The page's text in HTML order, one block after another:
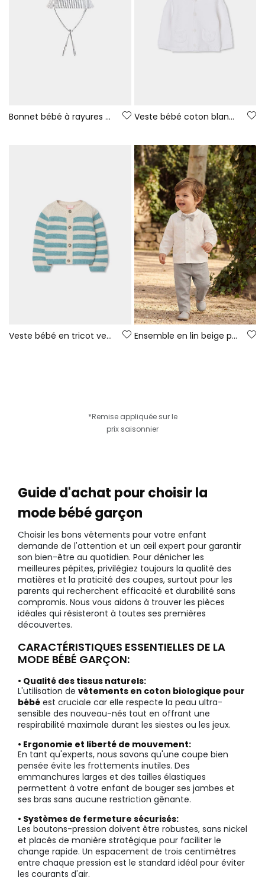
Bonnet bébé à rayures noires et blanches. Veste bébé coton blanc avec capuche
Veste bébé en tricot vert Ensemble en lin beige pour bébé
*Remise appliquée sur le
prix saisonnier
Guide d'achat pour choisir la
mode bébé garçon
Choisir les bons vêtements pour votre enfant
demande de l'attention et un œil expert pour garantir
son bien-être au quotidien. Pour dénicher les
meilleures pépites, privilégiez toujours la qualité des
matières et la praticité des coupes, surtout pour les
parents qui recherchent efficacité et durabilité sans
compromis. Nous vous aidons à trouver les pièces
idéales qui résisteront à toutes ses premières
découvertes.
CARACTÉRISTIQUES ESSENTIELLES DE LA
MODE BÉBÉ GARÇON:
• Qualité des tissus naturels:
L'utilisation de vêtements en coton biologique pour
bébé est cruciale car elle respecte la peau ultra-
sensible des nouveau-nés tout en offrant une
respirabilité maximale durant les siestes ou les jeux.
• Ergonomie et liberté de mouvement:
En tant qu'experts, nous savons qu'une coupe bien
pensée évite les frottements inutiles. Des
emmanchures larges et des tailles élastiques
permettent à votre enfant de bouger ses jambes et
ses bras sans aucune restriction gênante.
• Systèmes de fermeture sécurisés:
Les boutons-pression doivent être robustes, sans nickel
et placés de manière stratégique pour faciliter le
change rapide. Un espacement de trois centimètres
entre chaque pression est le standard idéal pour éviter
les courants d'air.